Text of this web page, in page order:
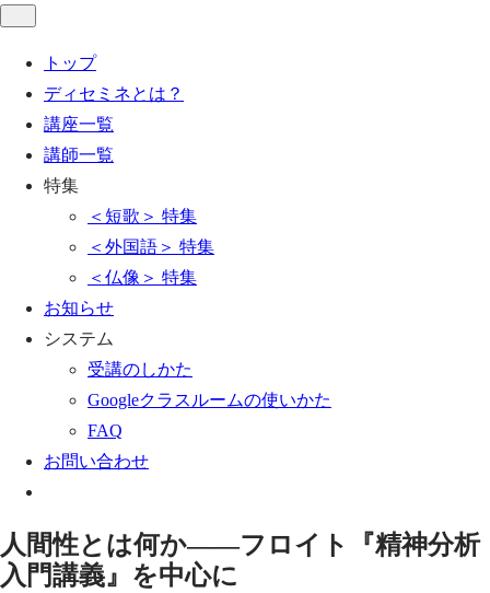
トップ
ディセミネとは？
講座一覧
講師一覧
特集
＜短歌＞ 特集
＜外国語＞ 特集
＜仏像＞ 特集
お知らせ
システム
受講のしかた
Googleクラスルームの使いかた
FAQ
お問い合わせ
人間性とは何か——フロイト『精神分析
入門講義』を中心に